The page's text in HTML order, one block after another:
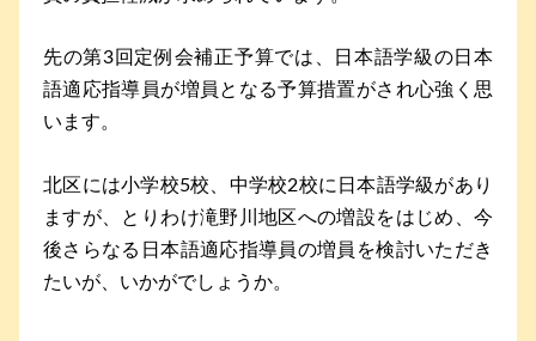
先の第3回定例会補正予算では、日本語学級の日本
語適応指導員が増員となる予算措置がされ心強く思
います。
北区には小学校5校、中学校2校に日本語学級があり
ますが、とりわけ滝野川地区への増設をはじめ、今
後さらなる日本語適応指導員の増員を検討いただき
たいが、いかがでしょうか。